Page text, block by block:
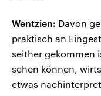
Wentzien: Davon
praktisch an
seither gekommen
sehen können,
etwas